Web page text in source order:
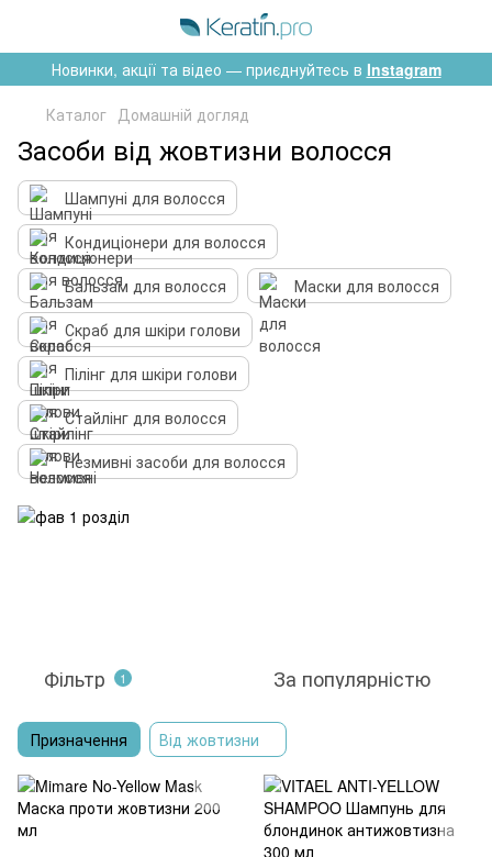
Новинки, акції та відео — приєднуйтесь в Instagram
Каталог Домашній догляд
Засоби від жовтизни волосся
Шампуні для волосся
Кондиціонери для волосся
Бальзам для волосся
Маски для волосся
Скраб для шкіри голови
Пілінг для шкіри голови
Стайлінг для волосся
Незмивні засоби для волосся
Фільтр 1 За популярністю
Призначення Від жовтизни